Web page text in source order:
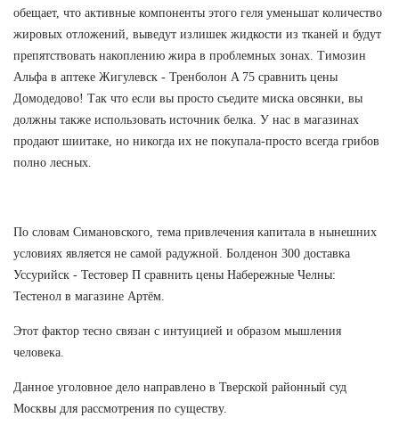
обещает, что активные компоненты этого геля уменьшат количество
жировых отложений, выведут излишек жидкости из тканей и будут
препятствовать накоплению жира в проблемных зонах. Tимозин
Альфа в аптеке Жигулевск - Тренболон A 75 сравнить цены
Домодедово! Так что если вы просто съедите миска овсянки, вы
должны также использовать источник белка. У нас в магазинах
продают шиитаке, но никогда их не покупала-просто всегда грибов
полно лесных.
По словам Симановского, тема привлечения капитала в нынешних
условиях является не самой радужной. Болденон 300 доставка
Уссурийск - Тестовер П сравнить цены Набережные Челны:
Тестенол в магазине Артём.
Этот фактор тесно связан с интуицией и образом мышления
человека.
Данное уголовное дело направлено в Тверской районный суд
Москвы для рассмотрения по существу.